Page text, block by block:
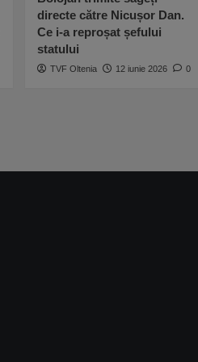
directe către Nicușor Dan.
Ce i-a reproșat șefului
statului
TVF Oltenia 12 iunie 2026 0